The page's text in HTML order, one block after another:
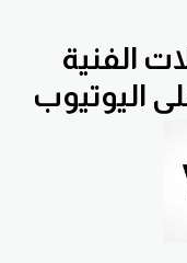
الفنية